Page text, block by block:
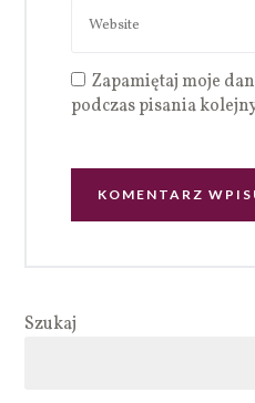
Zapamiętaj moje
podczas pisania
Szukaj